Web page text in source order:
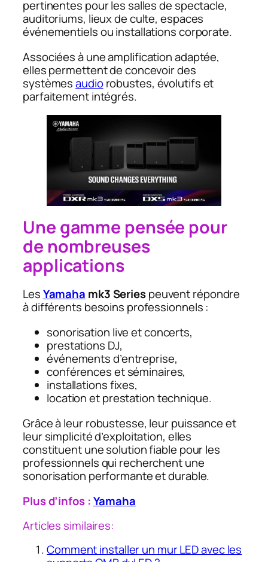
pertinentes pour les salles de spectacle,
auditoriums, lieux de culte, espaces
événementiels ou installations corporate.
Associées à une amplification adaptée,
elles permettent de concevoir des
systèmesaudiorobustes, évolutifs et
parfaitement intégrés.
Une gamme pensée pour
de nombreuses
applications
LesYamaha mk3 Seriespeuvent répondre
à différents besoins professionnels :
sonorisation live et concerts,
prestations DJ,
événements d’entreprise,
conférences et séminaires,
installations fixes,
location et prestation technique.
Grâce à leur robustesse, leur puissance et
leur simplicité d’exploitation, elles
constituent une solution fiable pour les
professionnels qui recherchent une
sonorisation performante et durable.
Plus d’infos :Yamaha
Articles similaires:
Comment installer un mur LED avec les